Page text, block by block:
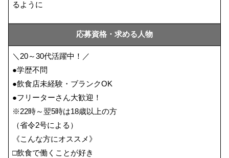
るように
応募資格・求める人物
＼20～30代活躍中！／
●学歴不問
●飲食店未経験・ブランクOK
●フリーターさん大歓迎！
※22時～翌5時は18歳以上の方
（省令2号による）
《こんな方にオススメ》
□飲食で働くことが好き